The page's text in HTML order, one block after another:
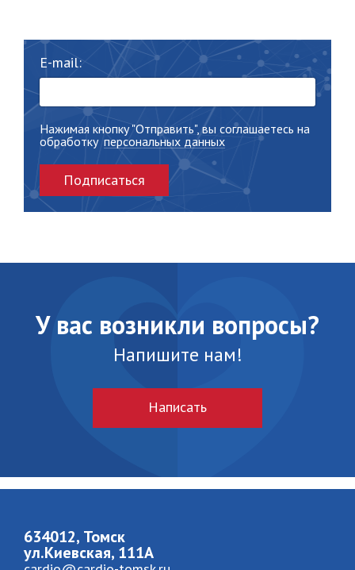
E-mail:
Нажимая кнопку "Отправить", вы соглашаетесь на
обработку персональных данных
Подписаться
У вас возникли вопросы?
Напишите нам!
Написать
634012, Томск
ул.Киевская, 111A